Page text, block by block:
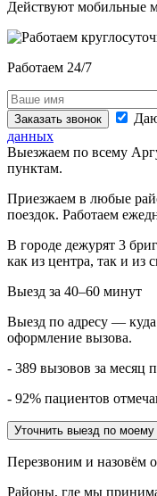
Действуют мобильные
Работаем 24/7
Заказать звонок
данных
Выезжаем по всему
пунктам.
Приезжаем в любые
поездок. Работаем
В городе дежурят 3
как из центра, так и из
Выезд за 40–60 минут
Выезд по адресу —
оформление вызова.
- 389 вызовов за месяц
- 92% пациентов
Уточнить выезд по моему
Перезвоним и назовём
Районы, где мы